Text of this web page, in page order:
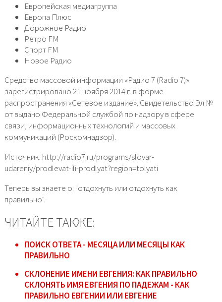
Европейская медиагруппа
Европа Плюс
Дорожное Радио
Ретро FM
Спорт FM
Новое Радио
Средство массовой информации «Радио 7 (Radio 7)»
зарегистрировано 21 ноября 2014 г. в форме
распространения «Сетевое издание». Свидетельство Эл №
от выдано Федеральной службой по надзору в сфере
связи, информационных технологий и массовых
коммуникаций (Роскомнадзор).
Источник: http://radio7.ru/programs/slovar-
udareniy/prodlevat-ili-prodlyat?region=tolyati
Теперь вы знаете о: "отдохнуть или отдохнуть как
правильно".
ЧИТАЙТЕ ТАКЖЕ:
ПОИСК ОТВЕТА - МЕСЯЦА ИЛИ МЕСЯЦЫ КАК
ПРАВИЛЬНО
СКЛОНЕНИЕ ИМЕНИ ЕВГЕНИЯ: КАК ПРАВИЛЬНО
СКЛОНЯТЬ ИМЯ ЕВГЕНИЯ ПО ПАДЕЖАМ - КАК
ПРАВИЛЬНО ЕВГЕНИИ ИЛИ ЕВГЕНИЕ